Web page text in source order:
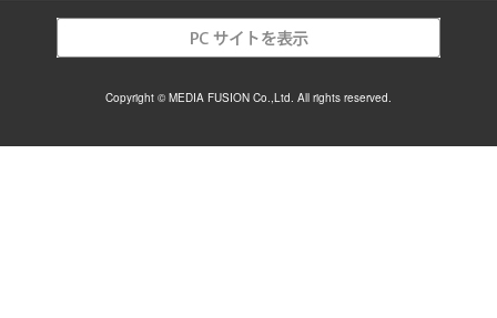
Copyright © MEDIA FUSION Co.,Ltd. All rights reserved.